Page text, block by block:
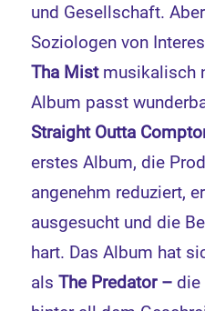
und Gesellschaft.
Soziologen von
Tha Mist musikalisch
Album passt
Straight Outta
erstes Album, die
angenehm reduziert,
ausgesucht und die
hart. Das Album hat
alsThe Predator – die